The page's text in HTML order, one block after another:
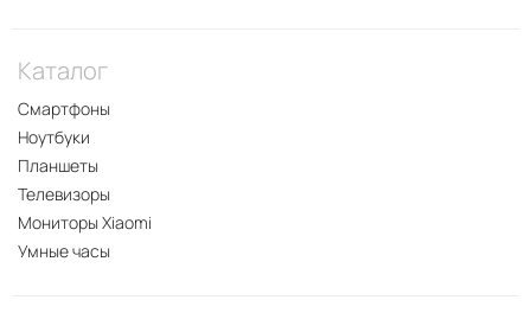
Каталог
Смартфоны
Ноутбуки
Планшеты
Телевизоры
Мониторы Xiaomi
Умные часы